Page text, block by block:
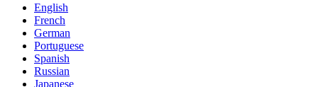
English
French
German
Portuguese
Spanish
Russian
Japanese